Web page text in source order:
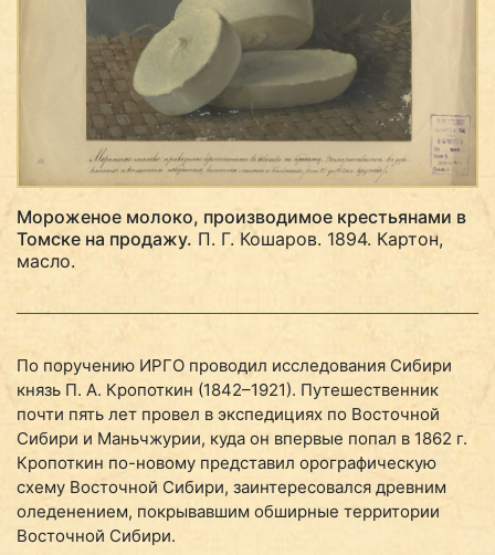
Мороженое молоко, производимое крестьянами в
Томске на продажу. П. Г. Кошаров. 1894. Картон,
масло.
По поручению ИРГО проводил исследования Сибири
князь П. А. Кропоткин (1842–1921). Путешественник
почти пять лет провел в экспедициях по Восточной
Сибири и Маньчжурии, куда он впервые попал в 1862 г.
Кропоткин по-новому представил орографическую
схему Восточной Сибири, заинтересовался древним
оледенением, покрывавшим обширные территории
Восточной Сибири.